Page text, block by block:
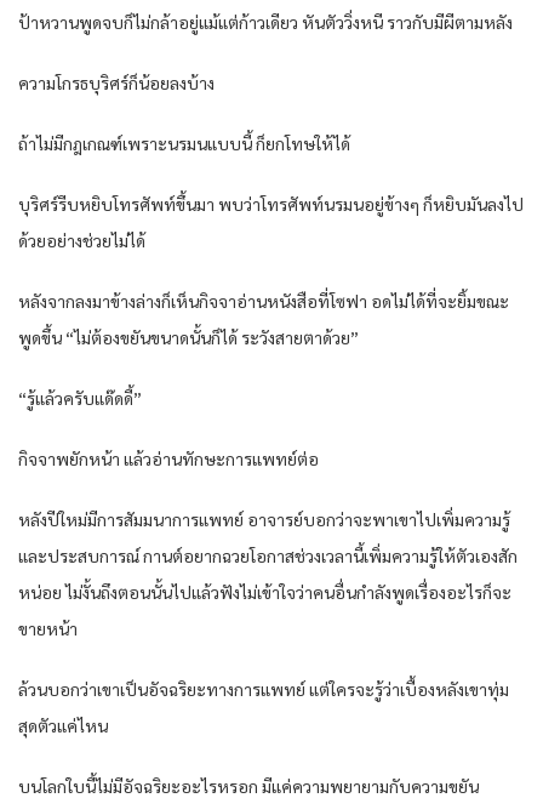
ป้าหวานพูดจบก็ไม่กล้าอยู่แม้แต่ก้าวเดียว หันตัววิ่งหนี ราวกับมีผีตามหลัง
ความโกรธบุริศร์ก็น้อยลงบ้าง
ถ้าไม่มีกฎเกณฑ์เพราะนรมนแบบนี้ ก็ยกโทษให้ได้
บุริศร์รีบหยิบโทรศัพท์ขึ้นมา พบว่าโทรศัพท์นรมนอยู่ข้างๆ ก็หยิบมันลงไป
ด้วยอย่างช่วยไม่ได้
หลังจากลงมาข้างล่างก็เห็นกิจจาอ่านหนังสือที่โซฟา อดไม่ได้ที่จะยิ้มขณะ
พูดขึ้น “ไม่ต้องขยันขนาดนั้นก็ได้ ระวังสายตาด้วย”
“รู้แล้วครับแด๊ดดี้”
กิจจาพยักหน้า แล้วอ่านทักษะการแพทย์ต่อ
หลังปีใหม่มีการสัมมนาการแพทย์ อาจารย์บอกว่าจะพาเขาไปเพิ่มความรู้
และประสบการณ์ กานต์อยากฉวยโอกาสช่วงเวลานี้เพิ่มความรู้ให้ตัวเองสัก
หน่อย ไม่งั้นถึงตอนนั้นไปแล้วฟังไม่เข้าใจว่าคนอื่นกำลังพูดเรื่องอะไรก็จะ
ขายหน้า
ล้วนบอกว่าเขาเป็นอัจฉริยะทางการแพทย์ แต่ใครจะรู้ว่าเบื้องหลังเขาทุ่ม
สุดตัวแค่ไหน
บนโลกใบนี้ไม่มีอัจฉริยะอะไรหรอก มีแค่ความพยายามกับความขยัน